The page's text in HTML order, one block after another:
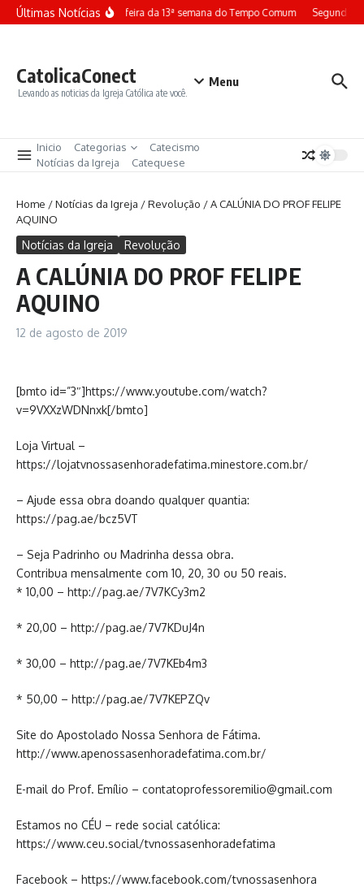
Ir para o conteúdo
Últimas NotíciasTerça-feira da 13ª semana do Tempo Comum Segunda-
CatolicaConect
Levando as noticias da Igreja Católica ate você.
Menu
Inicio Categorias
Catecismo
Notícias da Igreja
Catequese
Home /Notícias da Igreja /Revolução /A CALÚNIA DO PROF FELIPE
AQUINO
Notícias da Igreja Revolução
A CALÚNIA DO PROF FELIPE
AQUINO
12 de agosto de 2019
[bmto id=”3″]https://www.youtube.com/watch?
v=9VXXzWDNnxk[/bmto]
Loja Virtual –
https://lojatvnossasenhoradefatima.minestore.com.br/
– Ajude essa obra doando qualquer quantia:
https://pag.ae/bcz5VT
– Seja Padrinho ou Madrinha dessa obra.
Contribua mensalmente com 10, 20, 30 ou 50 reais.
* 10,00 – http://pag.ae/7V7KCy3m2
* 20,00 – http://pag.ae/7V7KDuJ4n
* 30,00 – http://pag.ae/7V7KEb4m3
* 50,00 – http://pag.ae/7V7KEPZQv
Site do Apostolado Nossa Senhora de Fátima.
http://www.apenossasenhoradefatima.com.br/
E-mail do Prof. Emílio – contatoprofessoremilio@gmail.com
Estamos no CÉU – rede social católica:
https://www.ceu.social/tvnossasenhoradefatima
Facebook – https://www.facebook.com/tvnossasenhora